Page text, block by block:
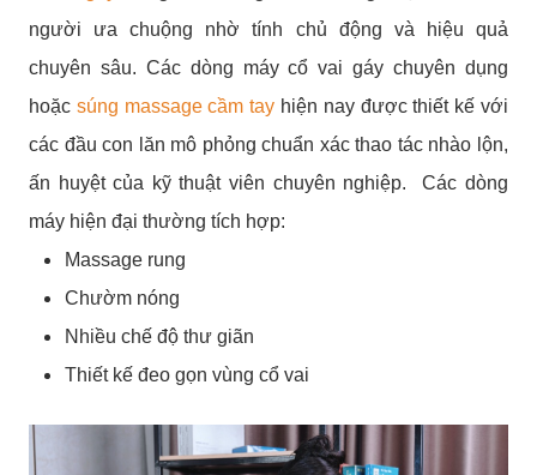
người ưa chuộng nhờ tính chủ động và hiệu quả
chuyên sâu. Các dòng máy cổ vai gáy chuyên dụng
hoặc súng massage cầm tay hiện nay được thiết kế với
các đầu con lăn mô phỏng chuẩn xác thao tác nhào lộn,
ấn huyệt của kỹ thuật viên chuyên nghiệp. Các dòng
máy hiện đại thường tích hợp:
Massage rung
Chườm nóng
Nhiều chế độ thư giãn
Thiết kế đeo gọn vùng cổ vai